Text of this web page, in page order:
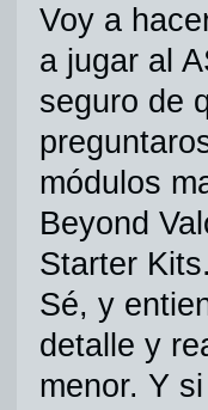
Voy a
a jugar al
seguro de
módulos
Beyond
Starter
Sé, y
detalle y
menor. Y